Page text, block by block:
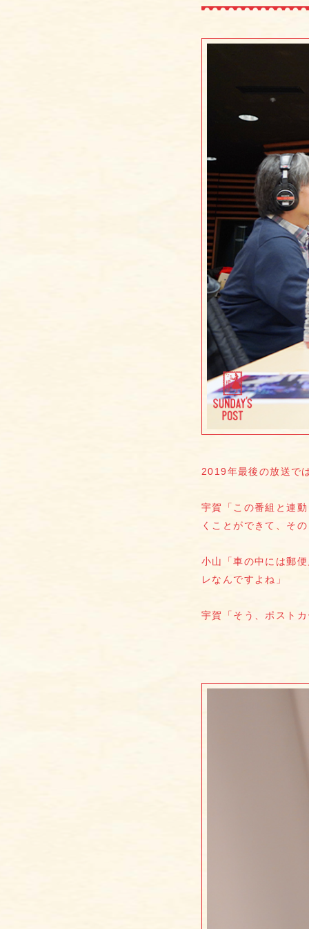
2019年最後の放送で
宇賀「この番組と連
くことができて、そ
小山「車の中には郵
レなんですよね」
宇賀「そう、ポスト